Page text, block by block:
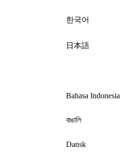
한국어
日本語
Bahasa Indonesia
বাঙালি
Dansk